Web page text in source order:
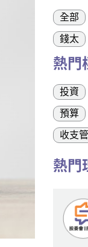
全部
錢太
熱門
投資
預算
收支
熱門